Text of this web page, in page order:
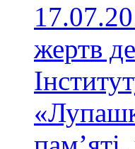
жертв